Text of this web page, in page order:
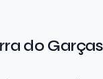
do Garças